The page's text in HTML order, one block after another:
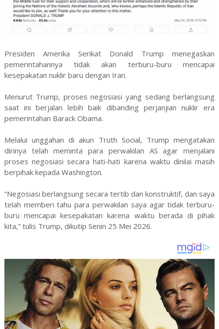
Presiden Amerika Serikat Donald Trump menegaskan
pemerintahannya tidak akan terburu-buru mencapai
kesepakatan nuklir baru dengan Iran.
Menurut Trump, proses negosiasi yang sedang berlangsung
saat ini berjalan lebih baik dibanding perjanjian nuklir era
pemerintahan Barack Obama.
Melalui unggahan di akun Truth Social, Trump mengatakan
dirinya telah meminta para perwakilan AS agar menjalani
proses negosiasi secara hati-hati karena waktu dinilai masih
berpihak kepada Washington.
“Negosiasi berlangsung secara tertib dan konstruktif, dan saya
telah memberi tahu para perwakilan saya agar tidak terburu-
buru mencapai kesepakatan karena waktu berada di pihak
kita,” tulis Trump, dikutip Senin 25 Mei 2026.